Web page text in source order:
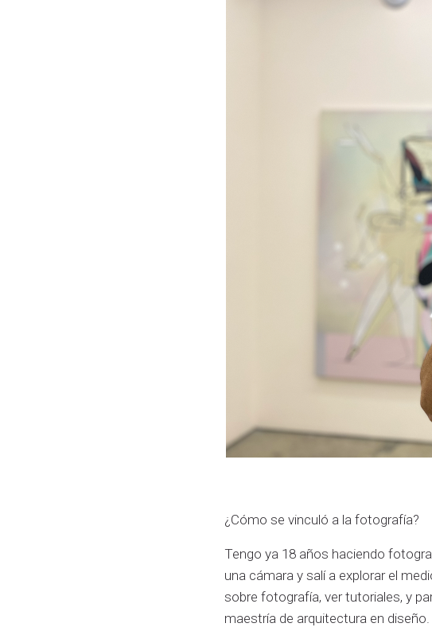
¿Cómo se vinculó a la fotografía?
Tengo ya 18 años haciendo
una cámara y salí a explorar el
sobre fotografía, ver tutoriales, y
maestría de arquitectura en